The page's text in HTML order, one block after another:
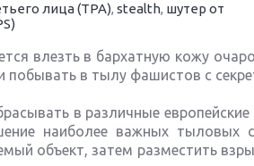
лица (TPA), stealth, шутер от
влезть в бархатную кожу
побывать в тылу фашистов с
в различные
наиболее важных тыловых
объект, затем разместить